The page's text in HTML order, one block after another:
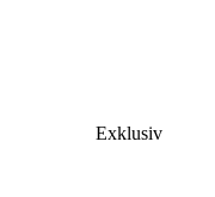
Exklusiv